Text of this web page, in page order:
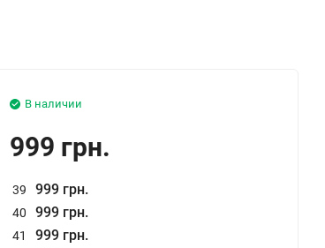
В наличии
999 грн.
39 999 грн.
40 999 грн.
41 999 грн.